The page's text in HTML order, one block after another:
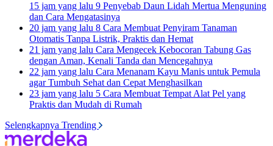
15 jam yang lalu 9 Penyebab Daun Lidah Mertua Menguning
dan Cara Mengatasinya
20 jam yang lalu 8 Cara Membuat Penyiram Tanaman
Otomatis Tanpa Listrik, Praktis dan Hemat
21 jam yang lalu Cara Mengecek Kebocoran Tabung Gas
dengan Aman, Kenali Tanda dan Mencegahnya
22 jam yang lalu Cara Menanam Kayu Manis untuk Pemula
agar Tumbuh Sehat dan Cepat Menghasilkan
23 jam yang lalu 5 Cara Membuat Tempat Alat Pel yang
Praktis dan Mudah di Rumah
Selengkapnya Trending